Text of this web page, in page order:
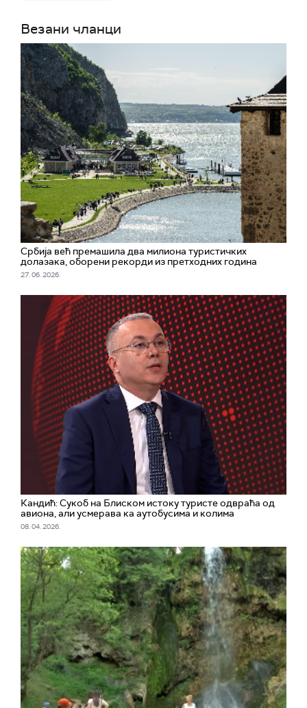
Везани чланци
Србија већ премашила два милиона туристичких
долазака, оборени рекорди из претходних година
27. 06. 2026.
Кандић: Сукоб на Блиском истоку туристе одвраћа од
авиона, али усмерава ка аутобусима и колима
08. 04. 2026.